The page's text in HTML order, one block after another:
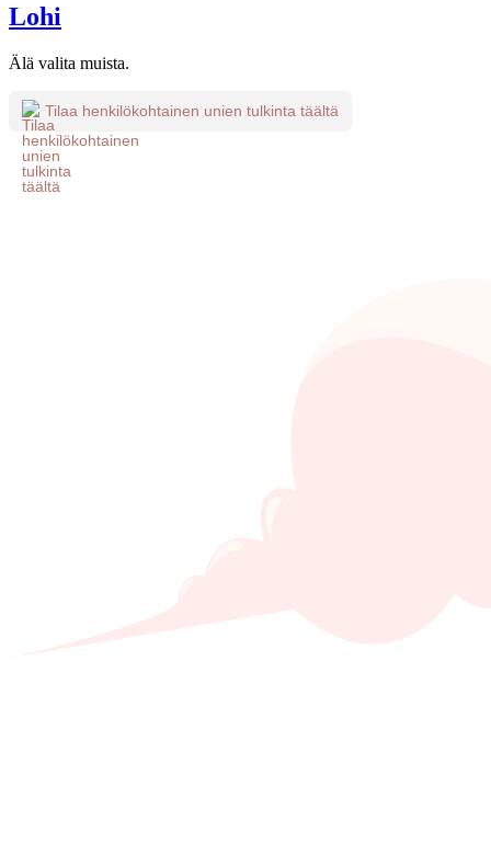
Lohi
Älä valita muista.
Tilaa henkilökohtainen unien tulkinta täältä